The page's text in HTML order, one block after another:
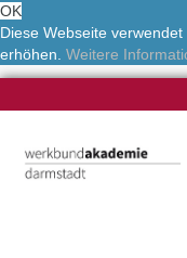
OK
Diese Webseite
erhöhen. Weitere